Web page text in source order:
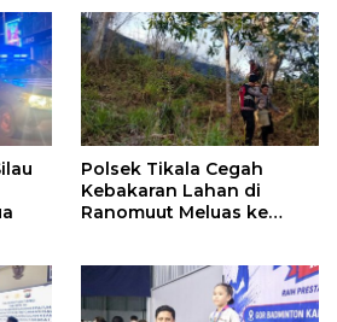
Polsek Tikala Cegah
Kebakaran Lahan di
Ranomuut Meluas ke